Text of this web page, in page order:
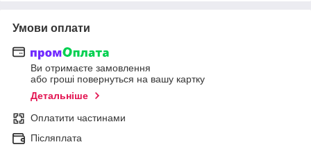
Умови оплати
Ви отримаєте замовлення
або гроші повернуться на вашу картку
Детальніше
Оплатити частинами
Післяплата